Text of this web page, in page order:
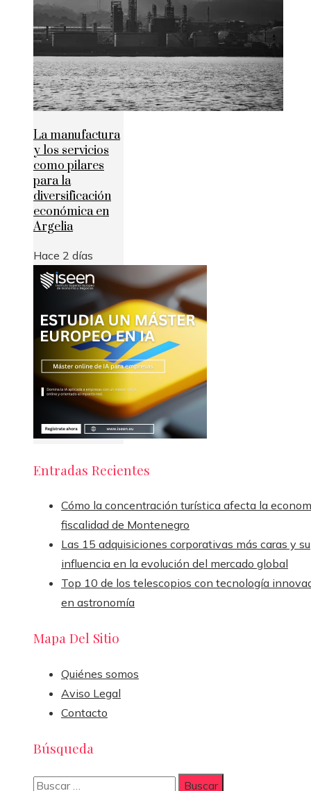
La manufactura
y los servicios
como pilares
para la
diversificación
económica en
Argelia
Hace 2 días
Entradas Recientes
Cómo la concentración turística afecta la
fiscalidad de Montenegro
Las 15 adquisiciones corporativas más caras y su
influencia en la evolución del mercado global
Top 10 de los telescopios con tecnología
en astronomía
Mapa Del Sitio
Quiénes somos
Aviso Legal
Contacto
Búsqueda
Buscar: